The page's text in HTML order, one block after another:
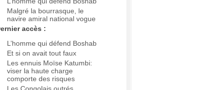
Malgré la bourrasque, le
navire amiral national vogue
accès :
L’homme qui défend Boshab
Et si on avait tout faux
Les ennuis Moïse Katumbi:
viser la haute charge
comporte des risques